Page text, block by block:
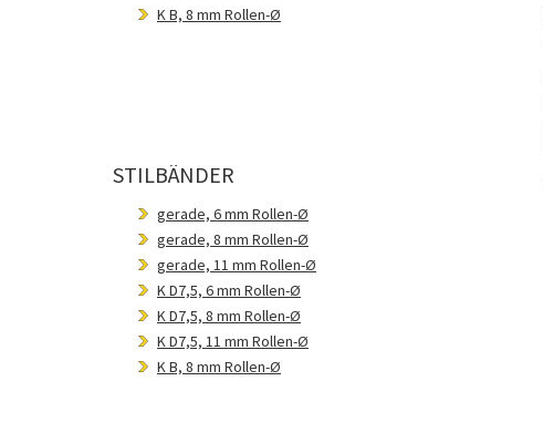
K B, 8 mm Rollen-Ø
STILBÄNDER
gerade, 6 mm Rollen-Ø
gerade, 8 mm Rollen-Ø
gerade, 11 mm Rollen-Ø
K D7,5, 6 mm Rollen-Ø
K D7,5, 8 mm Rollen-Ø
K D7,5, 11 mm Rollen-Ø
K B, 8 mm Rollen-Ø